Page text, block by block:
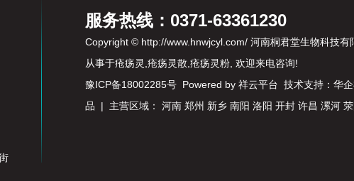
服务热线：0371-63361230
Copyright © http://www.hnwjcyl.com/ 河南桐君堂生物科技有
从事于疮疡灵 疮疡灵散 疮疡灵粉 , 欢迎来电咨询!
豫ICP备18002285号 Powered by 祥云平台 技术支持： 华
品 | 主营区域： 河南 郑州 新乡 南阳 洛阳 开封 许昌 漯河